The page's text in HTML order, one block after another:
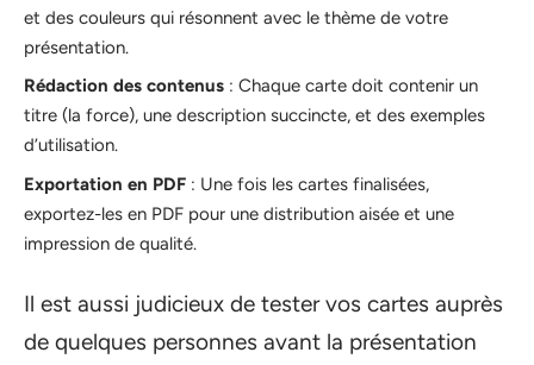
et des couleurs qui résonnent avec le thème de votre
présentation.
Rédaction des contenus : Chaque carte doit contenir un
titre (la force), une description succincte, et des exemples
d’utilisation.
Exportation en PDF : Une fois les cartes finalisées,
exportez-les en PDF pour une distribution aisée et une
impression de qualité.
Il est aussi judicieux de tester vos cartes auprès
de quelques personnes avant la présentation